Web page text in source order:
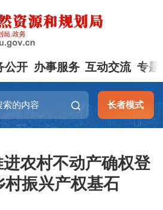
公开 办事服务 互动交流 专题
长者模式
农村不动产确权登
村振兴产权基石